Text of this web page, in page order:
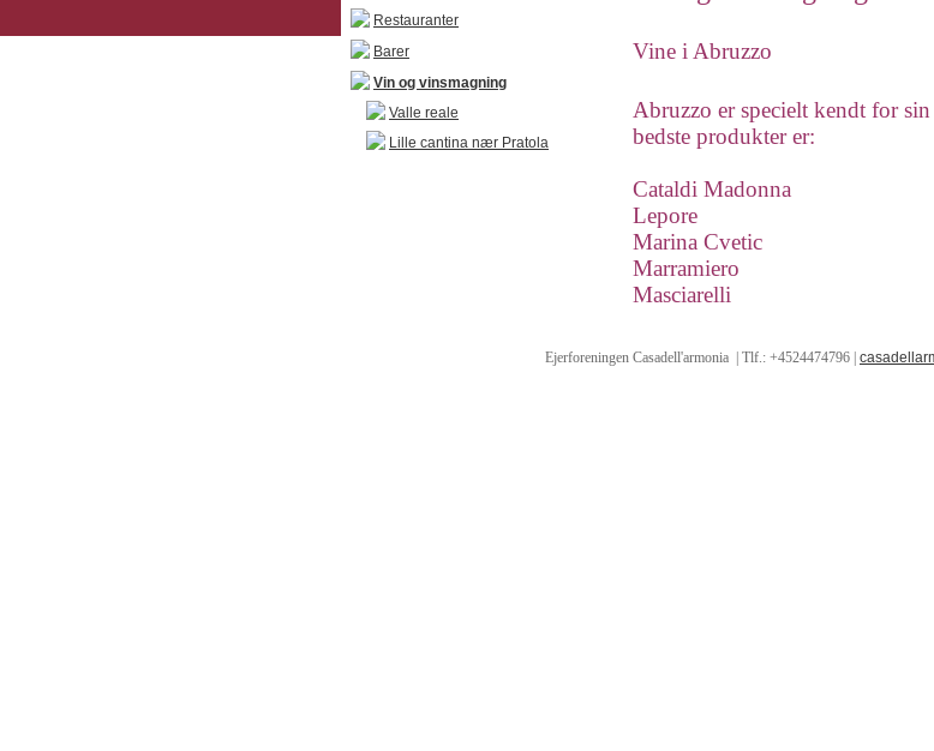
Restauranter
Barer
Vin og vinsmagning
Valle reale
Lille cantina nær Pratola
Vine i Abruzzo
Abruzzo er specielt kendt for sin
bedste produkter er:
Cataldi Madonna
Lepore
Marina Cvetic
Marramiero
Masciarelli
Ejerforeningen Casadell'armonia | Tlf.: +4524474796 |